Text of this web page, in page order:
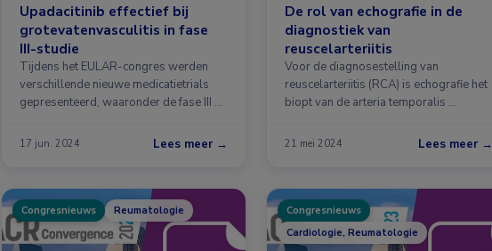
Upadacitinib effectief bij
grotevatenvasculitis in fase
III-studie
Tijdens het EULAR-congres werden
verschillende nieuwe medicatietrials
gepresenteerd, waaronder de fase III …
17 jun. 2024 Lees meer →
De rol van echografie in de
diagnostiek van
reuscelarteriitis
Voor de diagnosestelling van
reuscelarteriitis (RCA) is echografie het
biopt van de arteria temporalis …
21 mei 2024 Lees meer →
Congresnieuws Reumatologie
Congresnieuws
Cardiologie, Reumatologie